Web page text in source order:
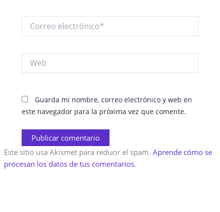
electrónico*
Guarda mi nombre, correo electrónico y web en
este navegador para la próxima vez que comente.
Este sitio usa Akismet para reducir el spam. Aprende cómo se
procesan los datos de tus comentarios.